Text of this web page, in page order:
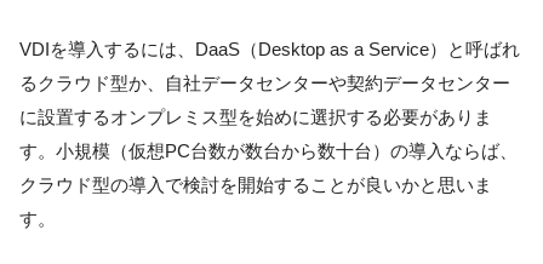
VDIを導入するには、DaaS（Desktop as a Service）と呼ばれ
るクラウド型か、自社データセンターや契約データセンター
に設置するオンプレミス型を始めに選択する必要がありま
す。小規模（仮想PC台数が数台から数十台）の導入ならば、
クラウド型の導入で検討を開始することが良いかと思いま
す。